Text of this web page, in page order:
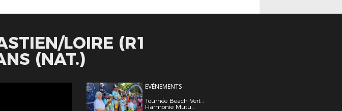
LOIRE (R1
(NAT.)
EVÉNEMENTS
Tournée Beach Vert :
Harmonie Mutu...